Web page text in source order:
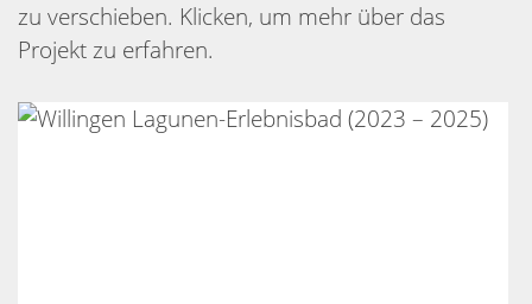
zu verschieben. Klicken, um mehr über das
Projekt zu erfahren.